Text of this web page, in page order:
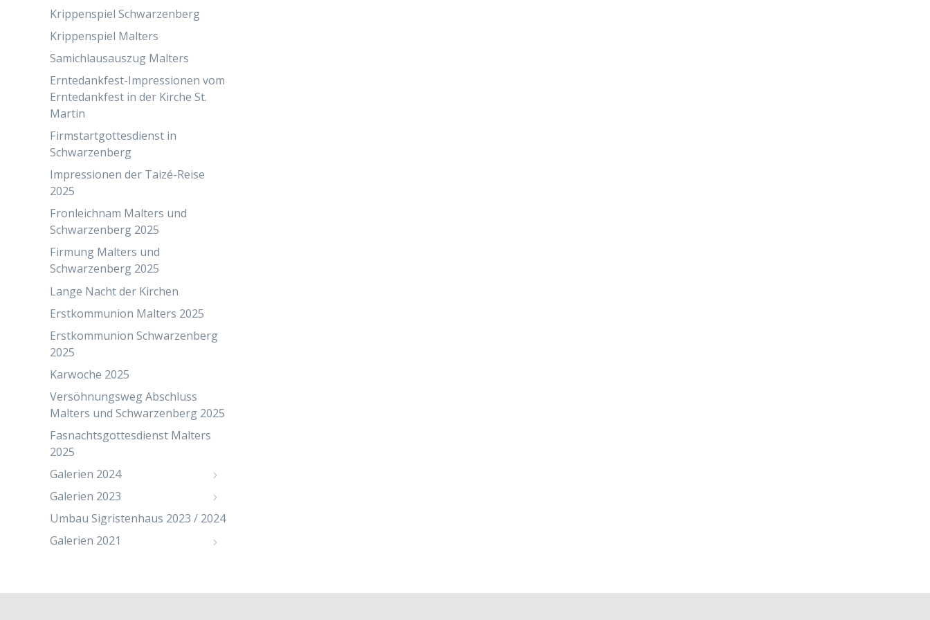
Krippenspiel Schwarzenberg
Krippenspiel Malters
Samichlausauszug Malters
Erntedankfest-Impressionen vom
Erntedankfest in der Kirche St.
Martin
Firmstartgottesdienst in
Schwarzenberg
Impressionen der Taizé-Reise
2025
Fronleichnam Malters und
Schwarzenberg 2025
Firmung Malters und
Schwarzenberg 2025
Lange Nacht der Kirchen
Erstkommunion Malters 2025
Erstkommunion Schwarzenberg
2025
Karwoche 2025
Versöhnungsweg Abschluss
Malters und Schwarzenberg 2025
Fasnachtsgottesdienst Malters
2025
Galerien 2024
Galerien 2023
Umbau Sigristenhaus 2023 / 2024
Galerien 2021